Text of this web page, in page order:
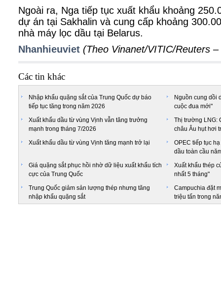
Ngoài ra, Nga tiếp tục xuất khẩu khoảng
dự án tại Sakhalin và cung cấp khoảng
nhà máy lọc dầu tại Belarus.
Nhanhieuviet (Theo Vinanet/VITIC/Reuters –
Các tin khác
Nhập khẩu quặng sắt của Trung Quốc dự báo
tiếp tục tăng trong năm 2026
Nguồn cung dồi
cuộc đua mới"
Xuất khẩu dầu từ vùng Vịnh vẫn tăng trưởng
mạnh trong tháng 7/2026
Thị trường LNG:
châu Âu hụt hơi
Xuất khẩu dầu từ vùng Vịnh tăng mạnh trở lại
OPEC tiếp tục
dầu toàn cầu
Giá quặng sắt phục hồi nhờ dữ liệu xuất khẩu tích
cực của Trung Quốc
Xuất khẩu thép
nhất 5 tháng"
Trung Quốc giảm sản lượng thép nhưng tăng
nhập khẩu quặng sắt
Campuchia đặt
triệu tấn trong